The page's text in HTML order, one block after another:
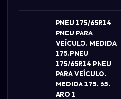
PNEU 175/65R14
PNEU PARA
VEÍCULO. MEDIDA
175.PNEU
175/65R14 PNEU
PARA VEÍCULO.
MEDIDA 175. 65.
ARO 1